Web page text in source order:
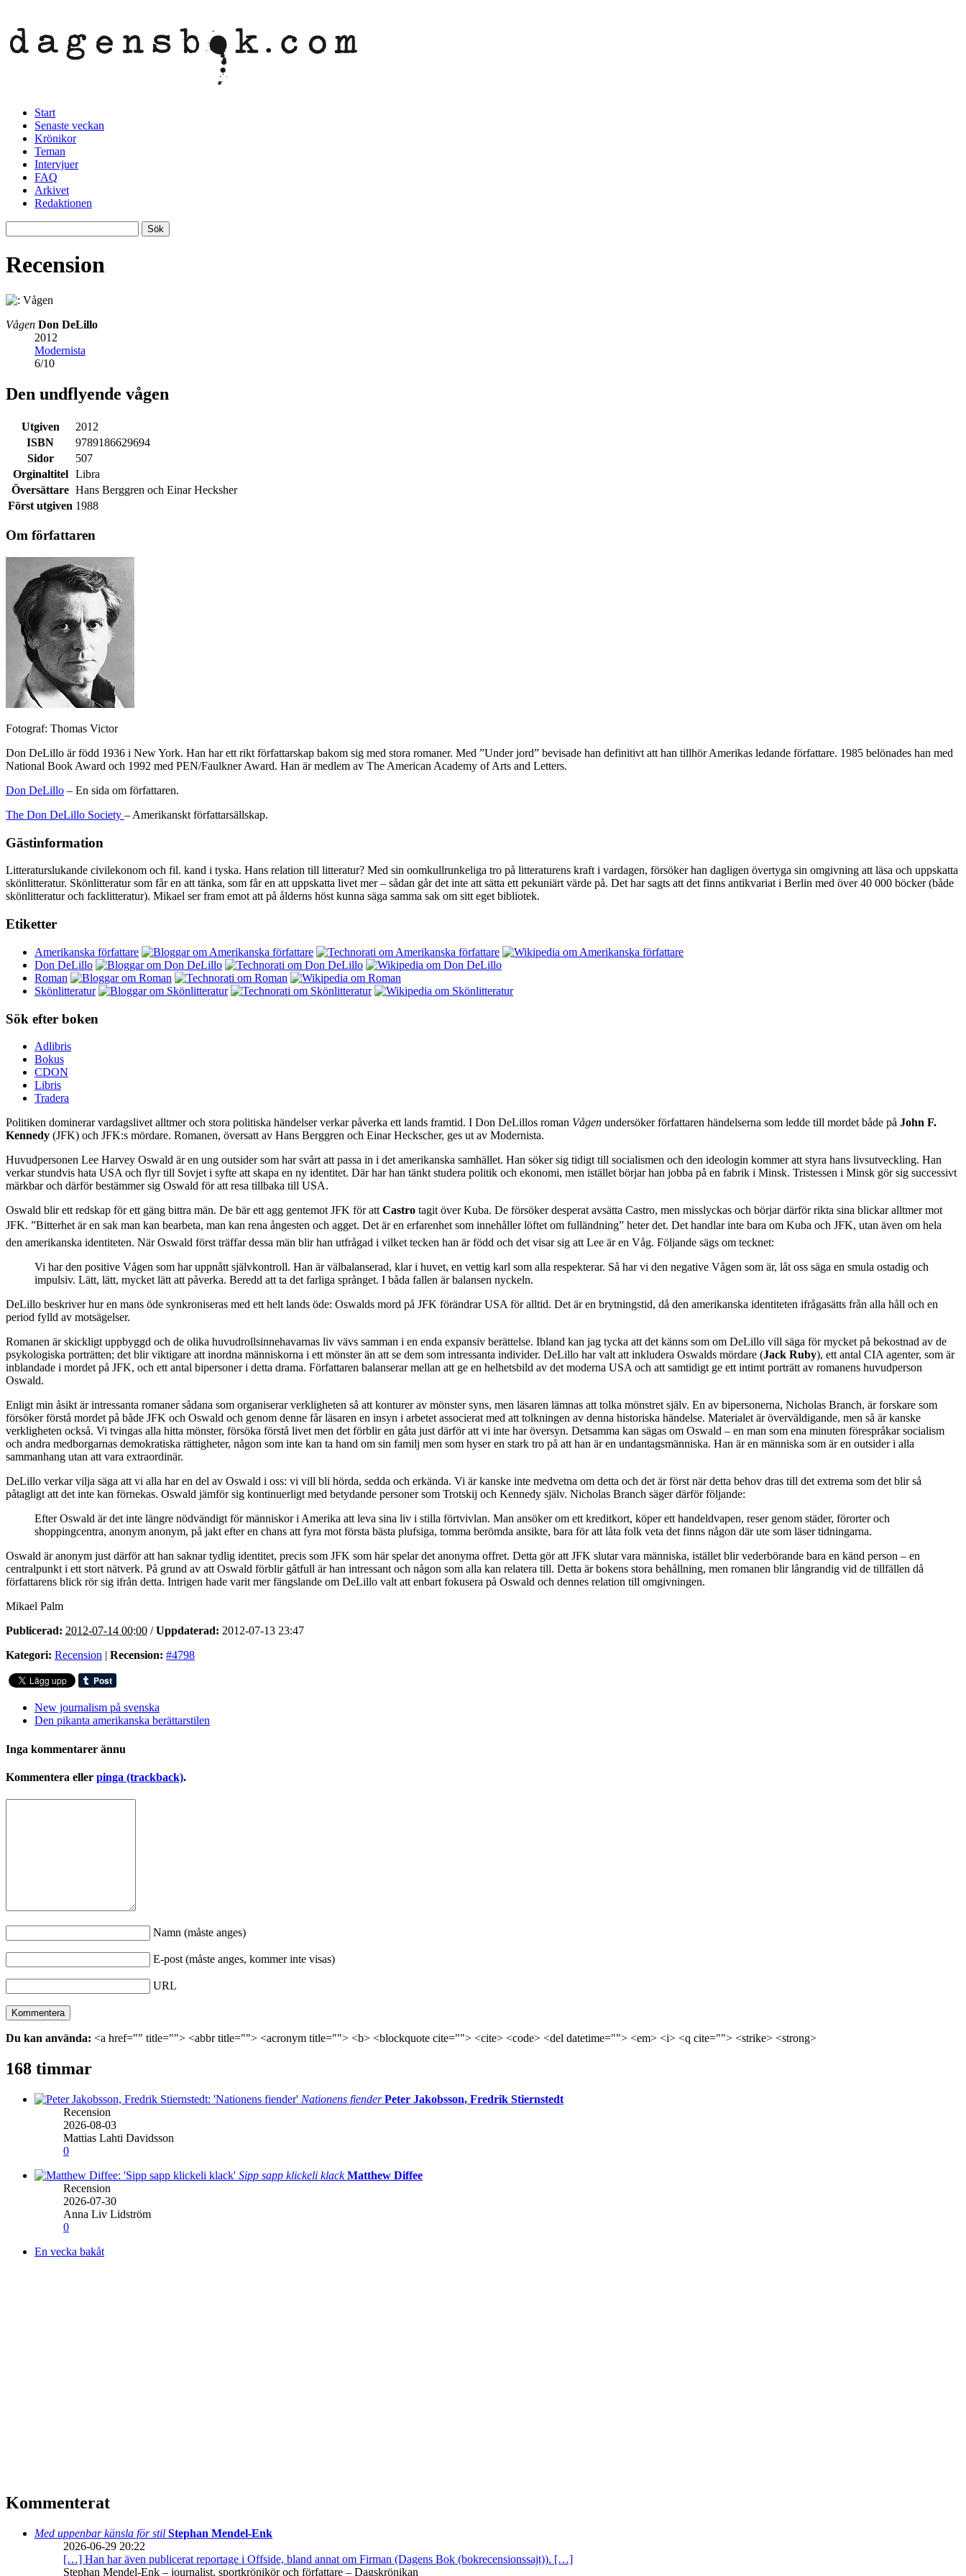
Start
Senaste veckan
Krönikor
Teman
Intervjuer
FAQ
Arkivet
Redaktionen
Recension
Vågen Don DeLillo
2012
Modernista
6/10
Den undflyende vågen
Utgiven
2012
ISBN
9789186629694
Sidor
507
Orginaltitel
Libra
Översättare Hans Berggren och Einar Hecksher
Först utgiven 1988
Om författaren
Fotograf: Thomas Victor
Don DeLillo är född 1936 i New York. Han har ett rikt författarskap bakom sig med stora romaner. Med ”Under jord” bevisade han definitivt att han tillhör Amerikas ledande författare. 1985 belönades han med
National Book Award och 1992 med PEN/Faulkner Award. Han är medlem av The American Academy of Arts and Letters.
Don DeLillo – En sida om författaren.
The Don DeLillo Society – Amerikanskt författarsällskap.
Gästinformation
Litteraturslukande civilekonom och fil. kand i tyska. Hans relation till litteratur? Med sin oomkullrunkeliga tro på litteraturens kraft i vardagen, försöker han dagligen övertyga sin omgivning att läsa och uppskatta
skönlitteratur. Skönlitteratur som får en att tänka, som får en att uppskatta livet mer – sådan går det inte att sätta ett pekuniärt värde på. Det har sagts att det finns antikvariat i Berlin med över 40 000 böcker (både
skönlitteratur och facklitteratur). Mikael ser fram emot att på ålderns höst kunna säga samma sak om sitt eget bibliotek.
Etiketter
Amerikanska författare
Don DeLillo
Roman
Skönlitteratur
Sök efter boken
Adlibris
Bokus
CDON
Libris
Tradera
Politiken dominerar vardagslivet alltmer och stora politiska händelser verkar påverka ett lands framtid. I Don DeLillos roman Vågen undersöker författaren händelserna som ledde till mordet både på John F.
Kennedy (JFK) och JFK:s mördare. Romanen, översatt av Hans Berggren och Einar Heckscher, ges ut av Modernista.
Huvudpersonen Lee Harvey Oswald är en ung outsider som har svårt att passa in i det amerikanska samhället. Han söker sig tidigt till socialismen och den ideologin kommer att styra hans livsutveckling. Han
verkar stundvis hata USA och flyr till Sovjet i syfte att skapa en ny identitet. Där har han tänkt studera politik och ekonomi, men istället börjar han jobba på en fabrik i Minsk. Tristessen i Minsk gör sig successivt
märkbar och därför bestämmer sig Oswald för att resa tillbaka till USA.
Oswald blir ett redskap för ett gäng bittra män. De bär ett agg gentemot JFK för att Castro tagit över Kuba. De försöker desperat avsätta Castro, men misslyckas och börjar därför rikta sina blickar alltmer mot
JFK. ”Bitterhet är en sak man kan bearbeta, man kan rena ångesten och agget. Det är en erfarenhet som innehåller löftet om fulländning” heter det. Det handlar inte bara om Kuba och JFK, utan även om hela
den amerikanska identiteten. När Oswald först träffar dessa män blir han utfrågad i vilket tecken han är född och det visar sig att Lee är en Våg. Följande sägs om tecknet:
Vi har den positive Vågen som har uppnått självkontroll. Han är välbalanserad, klar i huvet, en vettig karl som alla respekterar. Så har vi den negative Vågen som är, låt oss säga en smula ostadig och
impulsiv. Lätt, lätt, mycket lätt att påverka. Beredd att ta det farliga språnget. I båda fallen är balansen nyckeln.
DeLillo beskriver hur en mans öde synkroniseras med ett helt lands öde: Oswalds mord på JFK förändrar USA för alltid. Det är en brytningstid, då den amerikanska identiteten ifrågasätts från alla håll och en
period fylld av motsägelser.
Romanen är skickligt uppbyggd och de olika huvudrollsinnehavarnas liv vävs samman i en enda expansiv berättelse. Ibland kan jag tycka att det känns som om DeLillo vill säga för mycket på bekostnad av de
psykologiska porträtten; det blir viktigare att inordna människorna i ett mönster än att se dem som intressanta individer. DeLillo har valt att inkludera Oswalds mördare (Jack Ruby), ett antal CIA agenter, som är
inblandade i mordet på JFK, och ett antal bipersoner i detta drama. Författaren balanserar mellan att ge en helhetsbild av det moderna USA och att samtidigt ge ett intimt porträtt av romanens huvudperson
Oswald.
Enligt min åsikt är intressanta romaner sådana som organiserar verkligheten så att konturer av mönster syns, men läsaren lämnas att tolka mönstret själv. En av bipersonerna, Nicholas Branch, är forskare som
försöker förstå mordet på både JFK och Oswald och genom denne får läsaren en insyn i arbetet associerat med att tolkningen av denna historiska händelse. Materialet är överväldigande, men så är kanske
verkligheten också. Vi tvingas alla hitta mönster, försöka förstå livet men det förblir en gåta just därför att vi inte har översyn. Detsamma kan sägas om Oswald – en man som ena minuten förespråkar socialism
och andra medborgarnas demokratiska rättigheter, någon som inte kan ta hand om sin familj men som hyser en stark tro på att han är en undantagsmänniska. Han är en människa som är en outsider i alla
sammanhang utan att vara extraordinär.
DeLillo verkar vilja säga att vi alla har en del av Oswald i oss: vi vill bli hörda, sedda och erkända. Vi är kanske inte medvetna om detta och det är först när detta behov dras till det extrema som det blir så
påtagligt att det inte kan förnekas. Oswald jämför sig kontinuerligt med betydande personer som Trotskij och Kennedy själv. Nicholas Branch säger därför följande:
Efter Oswald är det inte längre nödvändigt för människor i Amerika att leva sina liv i stilla förtvivlan. Man ansöker om ett kreditkort, köper ett handeldvapen, reser genom städer, förorter och
shoppingcentra, anonym anonym, på jakt efter en chans att fyra mot första bästa plufsiga, tomma berömda ansikte, bara för att låta folk veta det finns någon där ute som läser tidningarna.
Oswald är anonym just därför att han saknar tydlig identitet, precis som JFK som här spelar det anonyma offret. Detta gör att JFK slutar vara människa, istället blir vederbörande bara en känd person – en
centralpunkt i ett stort nätverk. På grund av att Oswald förblir gåtfull är han intressant och någon som alla kan relatera till. Detta är bokens stora behållning, men romanen blir långrandig vid de tillfällen då
författarens blick rör sig ifrån detta. Intrigen hade varit mer fängslande om DeLillo valt att enbart fokusera på Oswald och dennes relation till omgivningen.
Mikael Palm
Publicerad: 2012-07-14 00:00 /Uppdaterad: 2012-07-13 23:47
Kategori: Recension | Recension: #4798
New journalism på svenska
Den pikanta amerikanska berättarstilen
Inga kommentarer ännu
Kommentera eller pinga (trackback).
Namn (måste anges)
E-post (måste anges, kommer inte visas)
URL
Du kan använda: <a href="" title=""> <abbr title=""> <acronym title=""> <b> <blockquote cite=""> <cite> <code> <del datetime=""> <em> <i> <q cite=""> <strike> <strong>
168 timmar
Nationens fiender Peter Jakobsson, Fredrik Stiernstedt
Recension
2026-08-03
Mattias Lahti Davidsson
0
Sipp sapp klickeli klack Matthew Diffee
Recension
2026-07-30
Anna Liv Lidström
0
En vecka bakåt
Kommenterat
Med uppenbar känsla för stil Stephan Mendel-Enk
2026-06-29 20:22
[…] Han har även publicerat reportage i Offside, bland annat om Firman (Dagens Bok (bokrecensionssajt)). […]
Stephan Mendel-Enk – journalist, sportkrönikör och författare – Dagskrönikan